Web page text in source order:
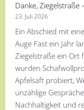
Danke,
23. Juli 2026
Ein Abschied mit
Auge Fast ein Jahr
Ziegelstraße ein Ort
wurden
Apfelsaft probiert,
unzählige
Nachhaltigkeit und